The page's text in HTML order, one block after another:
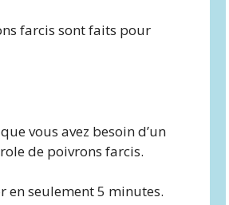
farcis sont faits pour
vous avez besoin d’un
de poivrons farcis.
en seulement 5 minutes.